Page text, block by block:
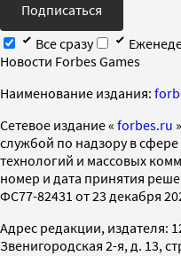
Подписаться
Все сразу
Новости Forbes Games
Наименование издания:
Cетевое издание « forbes.ru
службой по надзору в
технологий и массовых
номер и дата принятия
ФС77-82431 от 23 декабря
Адрес редакции, издателя:
Звенигородская 2-я, д. 13,